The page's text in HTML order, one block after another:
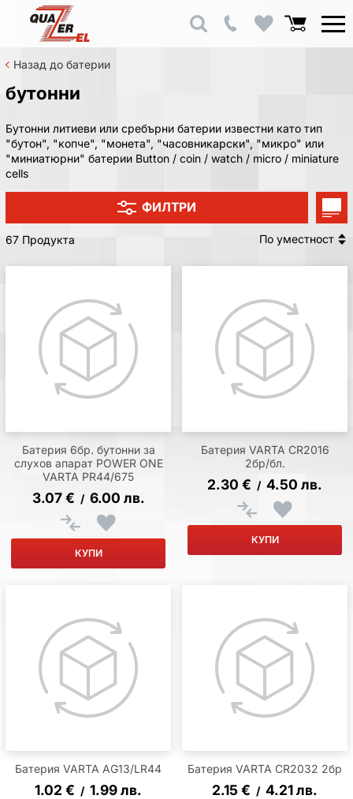
Назад до батерии
бутонни
Бутонни литиеви или сребърни батерии известни като тип
"бутон", "копче", "монета", "часовникарски", "микро" или
"миниатюрни" батерии Button / coin / watch / micro / miniature
cells
ФИЛТРИ
67 Продукта По уместност
Батерия 6бр. бутонни за
слухов апарат POWER ONE
VARTA PR44/675
3.07 € / 6.00 лв.
КУПИ
Батерия VARTA CR2016
2бр/бл.
2.30 € / 4.50 лв.
КУПИ
Батерия VARTA AG13/LR44
1.02 € / 1.99лв.
Батерия VARTA CR2032 2бр
2.15 € / 4.21лв.